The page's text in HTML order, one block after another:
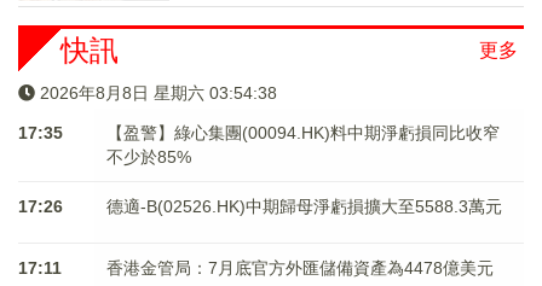
更多
快訊
2026年8月8日 星期六 03:54:38
17:35
【盈警】綠心集團(00094.HK)料中期淨虧損同比收窄
不少於85%
17:26 德適-B(02526.HK)中期歸母淨虧損擴大至5588.3萬元
17:11 香港金管局：7月底官方外匯儲備資產為4478億美元